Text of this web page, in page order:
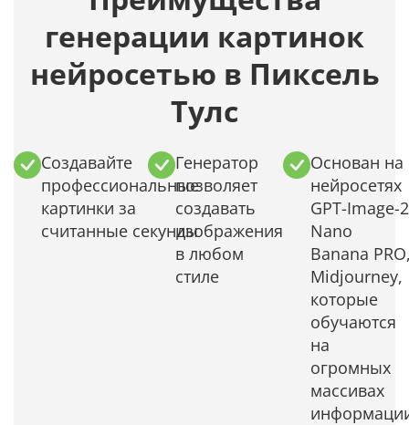
генерации картинок
нейросетью в Пиксель
Тулс
Создавайте
профессиональные
картинки за
считанные секунды
Генератор
позволяет
создавать
изображения
в любом
стиле
Основан на
нейросетях
GPT-Image-
Nano
Banana
Midjourney,
которые
обучаются
на
огромных
массивах